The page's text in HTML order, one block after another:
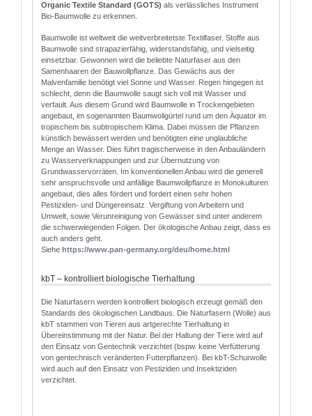
Organic Textile Standard (GOTS) als verlässliches Instrument
Bio-Baumwolle zu erkennen.
Baumwolle ist weltweit die weitverbreitetste Textilfaser. Stoffe aus
Baumwolle sind strapazierfähig, widerstandsfähig, und vielseitig
einsetzbar. Gewonnen wird die beliebte Naturfaser aus den
Samenhaaren der Bauwollpflanze. Das Gewächs aus der
Malvenfamilie benötigt viel Sonne und Wasser. Regen hingegen ist
schlecht, denn die Baumwolle saugt sich voll mit Wasser und
verfault. Aus diesem Grund wird Baumwolle in Trockengebieten
angebaut, im sogenannten Baumwollgürtel rund um den Äquator im
tropischem bis subtropischem Klima. Dabei müssen die Pflanzen
künstlich bewässert werden und benötigten eine unglaubliche
Menge an Wasser. Dies führt tragischerweise in den Anbauländern
zu Wasserverknappungen und zur Übernutzung von
Grundwasservorräten. Im konventionellen Anbau wird die generell
sehr anspruchsvolle und anfällige Baumwollpflanze in Monokulturen
angebaut, dies alles fördert und fordert einen sehr hohen
Pestiziden- und Düngereinsatz. Vergiftung von Arbeitern und
Umwelt, sowie Verunreinigung von Gewässer sind unter anderem
die schwerwiegenden Folgen. Der ökologische Anbau zeigt, dass es
auch anders geht.
Siehe https://www.pan-germany.org/deu/home.html
kbT – kontrolliert biologische Tierhaltung
Die Naturfasern werden kontrolliert biologisch erzeugt gemäß den
Standards des ökologischen Landbaus. Die Naturfasern (Wolle) aus
kbT stammen von Tieren aus artgerechte Tierhaltung in
Übereinstimmung mit der Natur. Bei der Haltung der Tiere wird auf
den Einsatz von Gentechnik verzichtet (bspw. keine Verfütterung
von gentechnisch veränderten Futterpflanzen). Bei kbT-Schurwolle
wird auch auf den Einsatz von Pestiziden und Insektiziden
verzichtet.